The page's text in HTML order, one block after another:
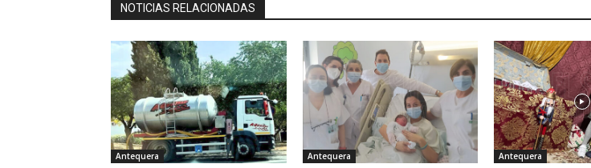
NOTICIAS RELACIONADAS
Antequera Antequera Antequera